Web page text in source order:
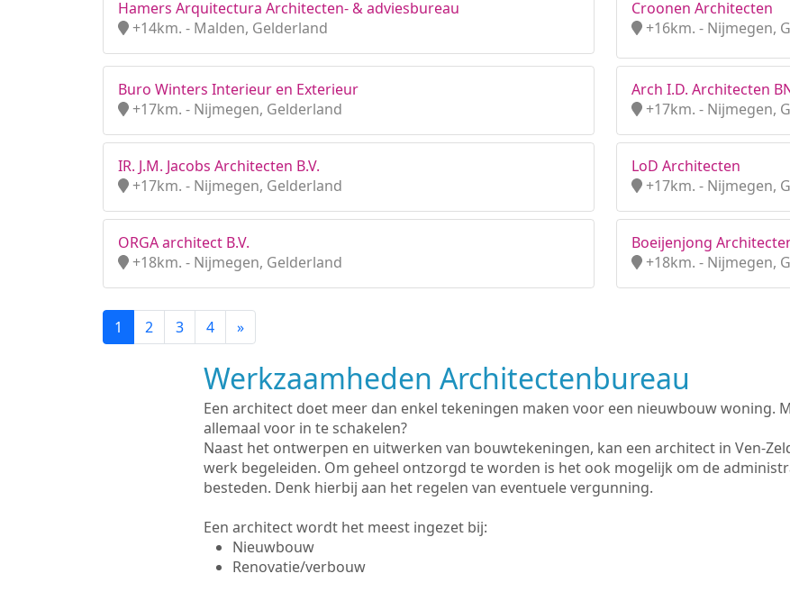
Hamers Arquitectura Architecten- & adviesbureau
+14km. - Malden, Gelderland
Croonen Architecten
+16km. - Nijmegen,
Buro Winters Interieur en Exterieur
+17km. - Nijmegen, Gelderland
Arch I.D. Architecten
+17km. - Nijmegen,
IR. J.M. Jacobs Architecten B.V.
+17km. - Nijmegen, Gelderland
LoD Architecten
+17km. - Nijmegen,
ORGA architect B.V.
+18km. - Nijmegen, Gelderland
Boeijenjong
+18km. - Nijmegen,
1 2 3 4 »
Werkzaamheden Architectenbureau
Een architect doet meer dan enkel tekeningen maken voor een nieuwbouw woning.
allemaal voor in te schakelen?
Naast het ontwerpen en uitwerken van bouwtekeningen, kan een architect in Ven-
werk begeleiden. Om geheel ontzorgd te worden is het ook mogelijk om de
besteden. Denk hierbij aan het regelen van eventuele vergunning.
Een architect wordt het meest ingezet bij:
Nieuwbouw
Renovatie/verbouw